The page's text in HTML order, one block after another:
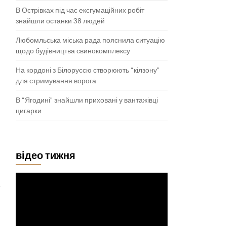
В Острівках під час ексгумаційних робіт
знайшли останки 38 людей
Любомльська міська рада пояснила ситуацію
щодо будівництва свинокомплексу
На кордоні з Білоруссю створюють “кілзону”
для стримування ворога
В “Ягодині” знайшли приховані у вантажівці
цигарки
відео тижня